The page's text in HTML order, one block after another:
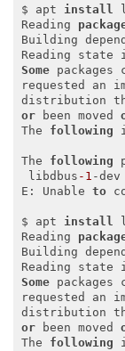
$ apt install
Reading
Building
Some packages
requested an
distribution
or been moved
The following
The following
libdbus -1 -
E: Unable to
$ apt install
Reading
Building
Some packages
requested an
distribution
or been moved
The following